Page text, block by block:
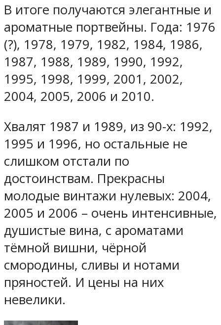
В итоге получаются элегантные и
ароматные портвейны. Года: 1976
(?), 1978, 1979, 1982, 1984, 1986,
1987, 1988, 1989, 1990, 1992,
1995, 1998, 1999, 2001, 2002,
2004, 2005, 2006 и 2010.
Хвалят 1987 и 1989, из 90-х: 1992,
1995 и 1996, но остальные не
слишком отстали по
достоинствам. Прекрасны
молодые винтажи нулевых: 2004,
2005 и 2006 – очень интенсивные,
душистые вина, с ароматами
тёмной вишни, чёрной
смородины, сливы и нотами
пряностей. И цены на них
невелики.